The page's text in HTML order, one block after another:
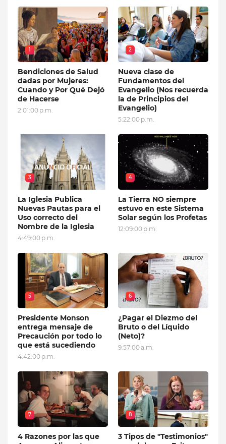
1
Bendiciones de Salud
dadas por Mujeres:
Cuando y Por Qué Dejó
de Hacerse
2:01:00 p.m.
2
Nueva clase de
Fundamentos del
Evangelio (Nos recuerda
la de Principios del
Evangelio)
5:22:00 p.m.
3
La Iglesia Publica
Nuevas Pautas para el
Uso correcto del
Nombre de la Iglesia
4:49:00 p.m.
4
La Tierra NO siempre
estuvo en este Sistema
Solar según los Profetas
12:09:00 p.m.
5
Presidente Monson
entrega mensaje de
Precaución por todo lo
que está sucediendo
4:42:00 p.m.
6
¿Pagar el Diezmo del
Bruto o del Líquido
(Neto)?
9:57:00 a.m.
7
4 Razones por las que
8
3 Tipos de "Testimonios"